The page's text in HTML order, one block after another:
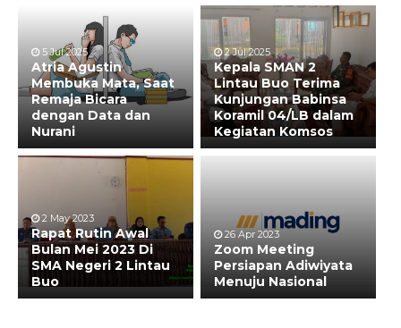
5 Jul 2025
Atria Agustin
Membuka Mata, Saat
Remaja Bicara
dengan Data dan
Nurani
2 Jul 2025
Kepala SMAN 2
Lintau Buo Terima
Kunjungan Babinsa
Koramil 04/LB dalam
Kegiatan Komsos
2 May 2023
Rapat Rutin Awal
Bulan Mei 2023 Di
SMA Negeri 2 Lintau
Buo
26 Apr 2023
Zoom Meeting
Persiapan Adiwiyata
Menuju Nasional